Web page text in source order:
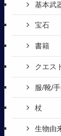
基本武
宝石
書籍
クエス
服/靴/
杖
生物由